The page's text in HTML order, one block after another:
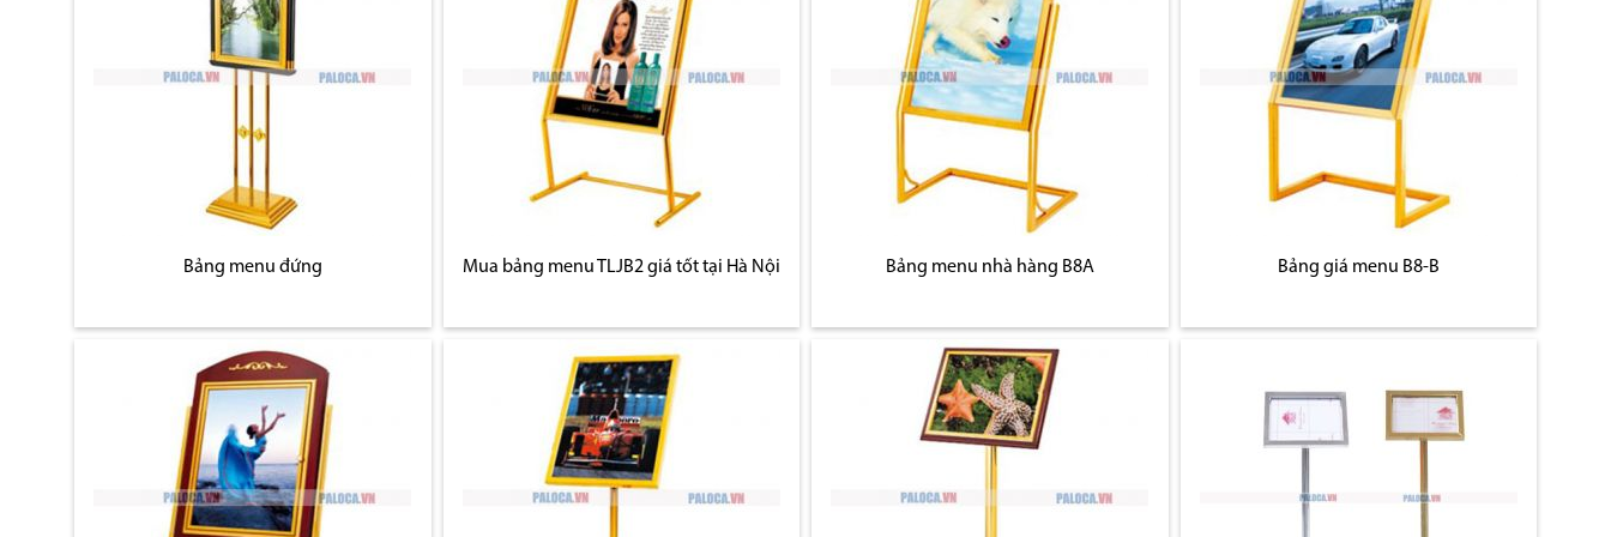
Bảng menu đứng Mua bảng menu TLJB2 giá tốt tại Hà Nội Bảng menu nhà hàng B8A Bảng giá menu B8-B